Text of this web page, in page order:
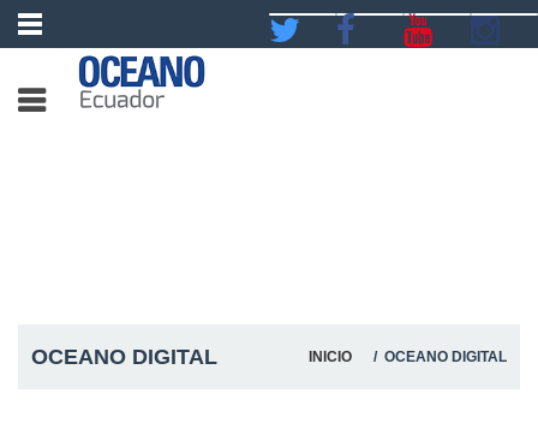
OCEANO DIGITAL INICIO / OCEANO DIGITAL